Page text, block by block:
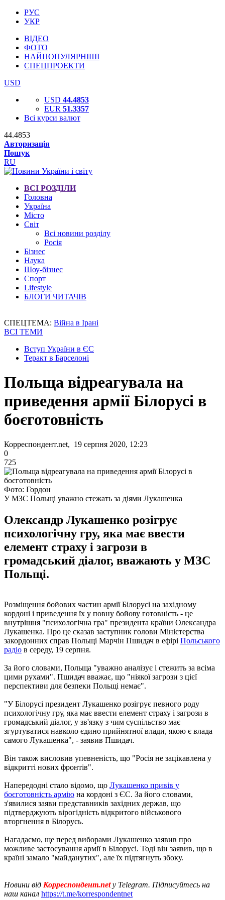
РУС
УКР
ВІДЕО
ФОТО
НАЙПОПУЛЯРНІШІ
СПЕЦПРОЕКТИ
USD
USD 44.4853
EUR 51.3357
Всі курси валют
44.4853
Авторизація
Пошук
RU
ВСІ РОЗДІЛИ
Головна
Україна
Місто
Світ
Всі новини розділу
Росія
Бізнес
Наука
Шоу-бізнес
Спорт
Lifestyle
БЛОГИ ЧИТАЧІВ
СПЕЦТЕМА: Війна в Ірані
ВСІ ТЕМИ
Вступ України в ЄС
Теракт в Барселоні
Польща відреагувала на
приведення армії Білорусі в
боєготовність
Корреспондент.net, 19 серпня 2020, 12:23
0
725
Фото: Гордон
У МЗС Польщі уважно стежать за діями Лукашенка
Олександр Лукашенко розігрує
психологічну гру, яка має ввести
елемент страху і загрози в
громадський діалог, вважають у МЗС
Польщі.
Розміщення бойових частин армії Білорусі на західному
кордоні і приведення їх у повну бойову готовність - це
внутрішня "психологічна гра" президента країни Олександра
Лукашенка. Про це сказав заступник голови Міністерства
закордонних справ Польщі Марчін Пшидач в ефірі Польського
радіо в середу, 19 серпня.
За його словами, Польща "уважно аналізує і стежить за всіма
цими рухами". Пшидач вважає, що "ніякої загрози з цієї
перспективи для безпеки Польщі немає".
"У Білорусі президент Лукашенко розігрує певного роду
психологічну гру, яка має ввести елемент страху і загрози в
громадський діалог, у зв'язку з чим суспільство має
згуртуватися навколо єдино прийнятної влади, якою є влада
самого Лукашенка", - заявив Пшидач.
Він також висловив упевненість, що "Росія не зацікавлена ​​у
відкритті нових фронтів".
Напередодні стало відомо, що Лукашенко привів у
боєготовність армію на кордоні з ЄС. За його словами,
з'явилися заяви представників західних держав, що
підтверджують вірогідність відкритого військового
вторгнення в Білорусь.
Нагадаємо, ще перед виборами Лукашенко заявив про
можливе застосування армії в Білорусі. Тоді він заявив, що в
країні замало "майданутих", але їх підтягнуть збоку.
Новини від Корреспондент.net у Telegram. Підписуйтесь на
наш канал https://t.me/korrespondentnet